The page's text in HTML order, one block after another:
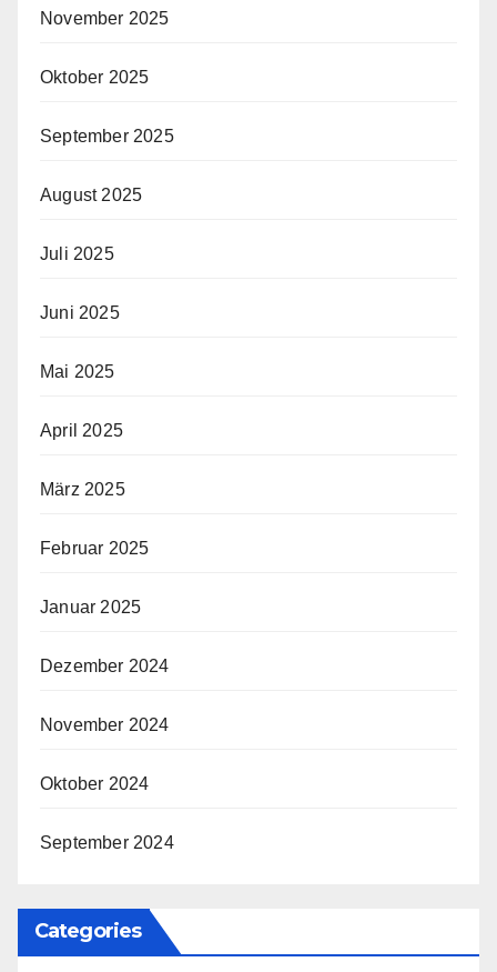
November 2025
Oktober 2025
September 2025
August 2025
Juli 2025
Juni 2025
Mai 2025
April 2025
März 2025
Februar 2025
Januar 2025
Dezember 2024
November 2024
Oktober 2024
September 2024
Categories